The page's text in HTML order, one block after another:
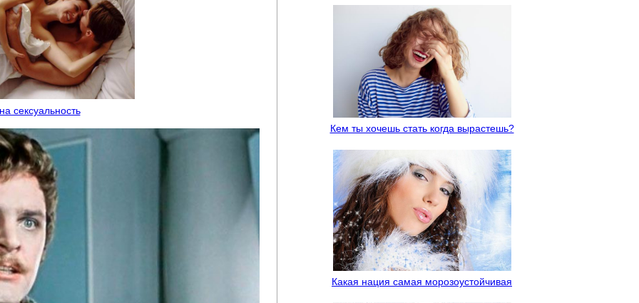
сексуальность
Кем ты хочешь стать когда вырастешь?
Какая нация самая морозоустойчивая